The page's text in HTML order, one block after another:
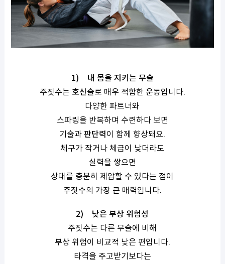
1)
내 몸을 지키는 무술
주짓수는 호신술로 매우 적합한 운동입니다.
다양한 파트너와
스파링을 반복하며 수련하다 보면
기술과 판단력이 함께 향상돼요.
체구가 작거나 체급이 낮더라도
실력을 쌓으면
상대를 충분히 제압할 수 있다는 점이
주짓수의 가장 큰 매력입니다.
2)
낮은 부상 위험성
주짓수는 다른 무술에 비해
부상 위험이 비교적 낮은 편입니다.
타격을 주고받기보다는